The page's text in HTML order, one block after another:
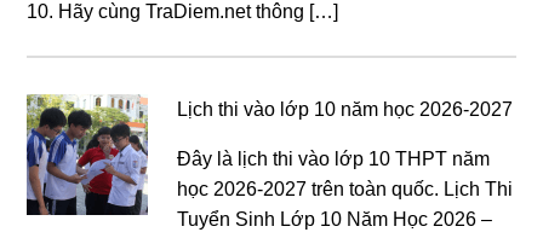
10. Hãy cùng TraDiem.net thông […]
Lịch thi vào lớp 10 năm học 2026-2027
Đây là lịch thi vào lớp 10 THPT năm
học 2026-2027 trên toàn quốc. Lịch Thi
Tuyển Sinh Lớp 10 Năm Học 2026 –